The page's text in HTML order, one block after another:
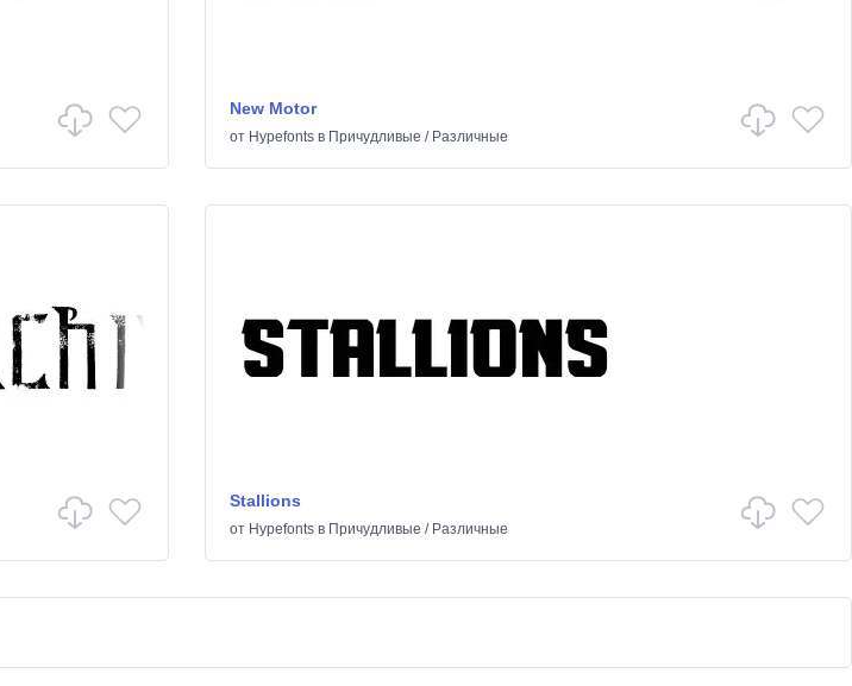
New Motor
от Hypefontsв Причудливые / Различные
Stallions
от Hypefontsв Причудливые / Различные